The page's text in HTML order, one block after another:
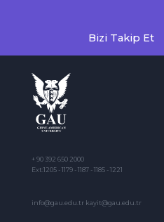
Bizi Takip Et
+ 90 392 650 2000
Ext:1205 - 1179 - 1187 - 1185 - 1221
info@gau.edu.tr kayit@gau.edu.tr